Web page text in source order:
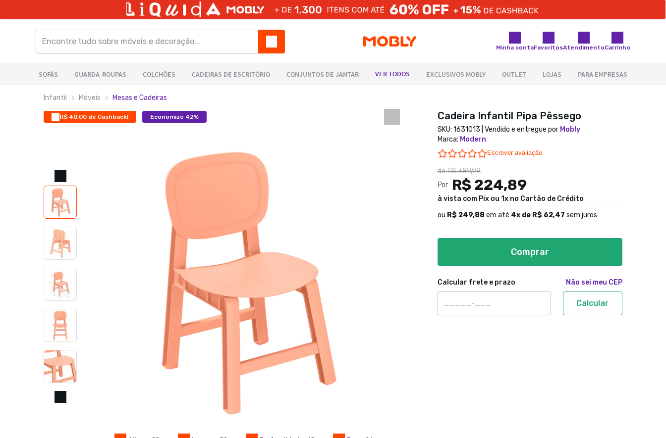
Minha contaFavoritosAtendimentoCarrinho
Infantil Móveis Mesas e Cadeiras
R$ 40,00 de Cashback! Economize 42% Cadeira Infantil Pipa Pêssego
SKU: 1631013 | Vendido e entregue por Mobly
Marca: Modern
0.0 star rating
Escrever avaliação
deR$ 389,99
Por
R$ 224,89
à vista com Pix ou 1x no Cartão de Crédito
ou R$ 249,88 em até 4x de R$ 62,47 sem juros
Comprar
Calcular frete e prazo Não sei meu CEP
Calcular